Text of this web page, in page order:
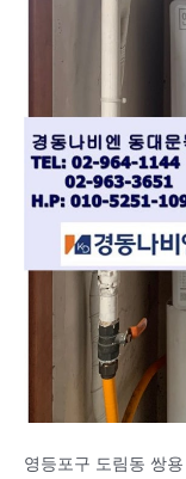
영등포구 도림동 쌍